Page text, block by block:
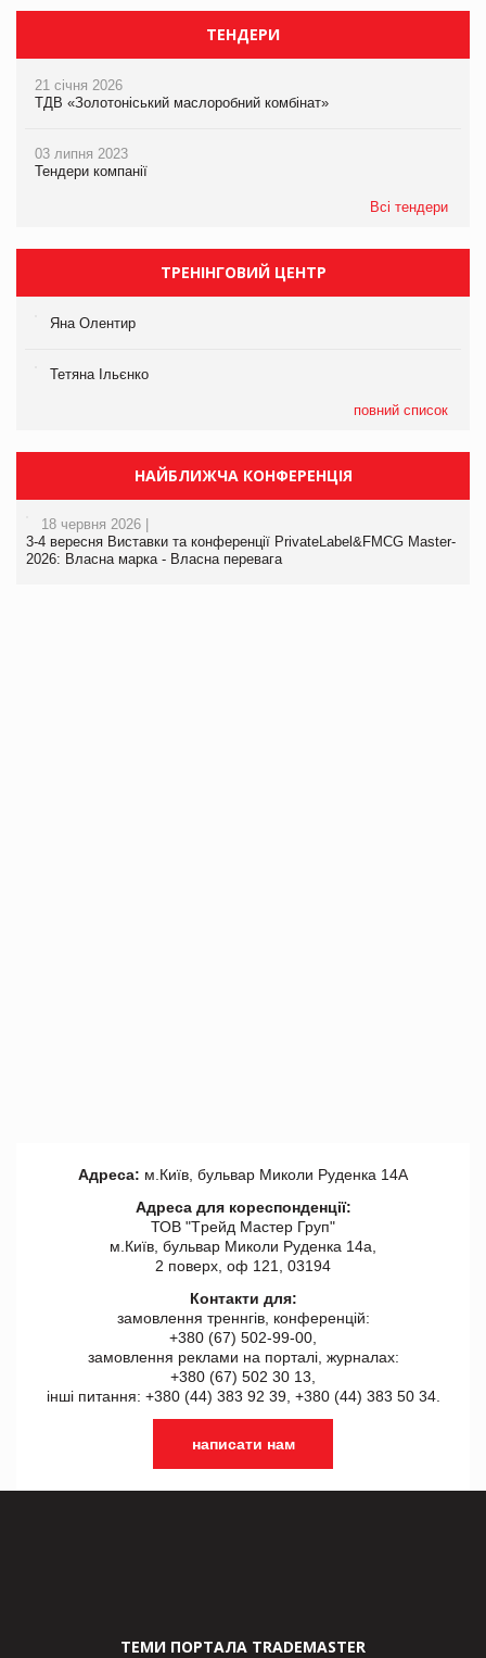
ТЕНДЕРИ
21 січня 2026
ТДВ «Золотоніський маслоробний комбінат»
03 липня 2023
Тендери компанії
Всі тендери
ТРЕНІНГОВИЙ ЦЕНТР
Яна Олентир
Тетяна Ільєнко
повний список
НАЙБЛИЖЧА КОНФЕРЕНЦІЯ
18 червня 2026 |
3-4 вересня Виставки та конференції PrivateLabel&FMCG Master-
2026: Власна марка - Власна перевага
Адреса: м.Київ, бульвар Миколи Руденка 14А
Адреса для кореспонденції:
ТОВ "Tрейд Мастер Груп"
м.Київ, бульвар Миколи Руденка 14а,
2 поверх, оф 121, 03194
Контакти для:
замовлення треннгів, конференцій:
+380 (67) 502-99-00,
замовлення реклами на порталі, журналах:
+380 (67) 502 30 13,
інші питання: +380 (44) 383 92 39, +380 (44) 383 50 34.
написати нам
ТЕМИ ПОРТАЛА TRADEMASTER